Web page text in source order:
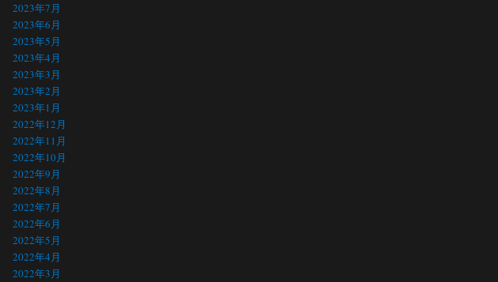
2023年7月
2023年6月
2023年5月
2023年4月
2023年3月
2023年2月
2023年1月
2022年12月
2022年11月
2022年10月
2022年9月
2022年8月
2022年7月
2022年6月
2022年5月
2022年4月
2022年3月